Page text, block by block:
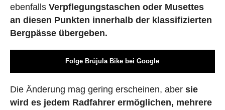
ebenfalls Verpflegungstaschen oder Musettes
an diesen Punkten innerhalb der klassifizierten
Bergpässe übergeben.
Folge Brújula Bike bei Google
Die Änderung mag gering erscheinen, aber sie
wird es jedem Radfahrer ermöglichen, mehrere